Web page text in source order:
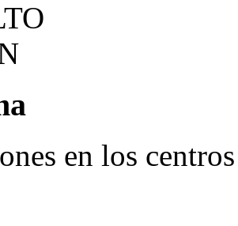
en los